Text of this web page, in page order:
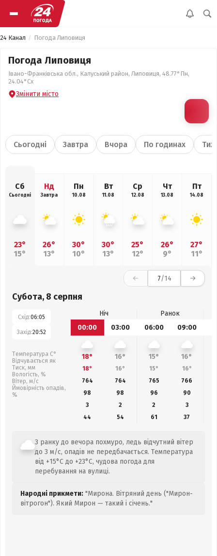
24 Канал Погода Липовиця
Погода Липовиця
Івано-Франківська обл., Калуський район, Липовиця, 48.77°Пн,
24.04°Сх
Змінити місто
Сьогодні Завтра Вчора По годинах
Сб
Сьогодні
23°
15°
Нд
Завтра
26°
13°
Пн
10.08
30°
10°
Вт
11.08
30°
13°
Ср
12.08
25°
12°
Чт
13.08
26°
9°
Пт
14.08
27°
11°
7/14
Субота, 8 серпня
Схід:06:05
Захід:20:52
Температура С°
Відчувається як
Тиск, мм
Вологість, %
Вітер, м/с
Ймовірність опадів,
%
Ніч
Ранок
00:00
03:00 06:00 09:00
18° 16° 15° 16°
18° 16° 15° 16°
764
764 765 766
98
98 96 90
3
2 2
3
44
54 61 37
З ранку до вечора похмуро, ледь відчутний вітер
до 3 м/с, опадів не передбачається. Температура
від +15°C до +23°C, чудова погода для
перебування на вулиці.
Народні прикмети: "Мирона. Вітряний день ("Мирон-
вітрогон"). Який Мирон — такий і січень."